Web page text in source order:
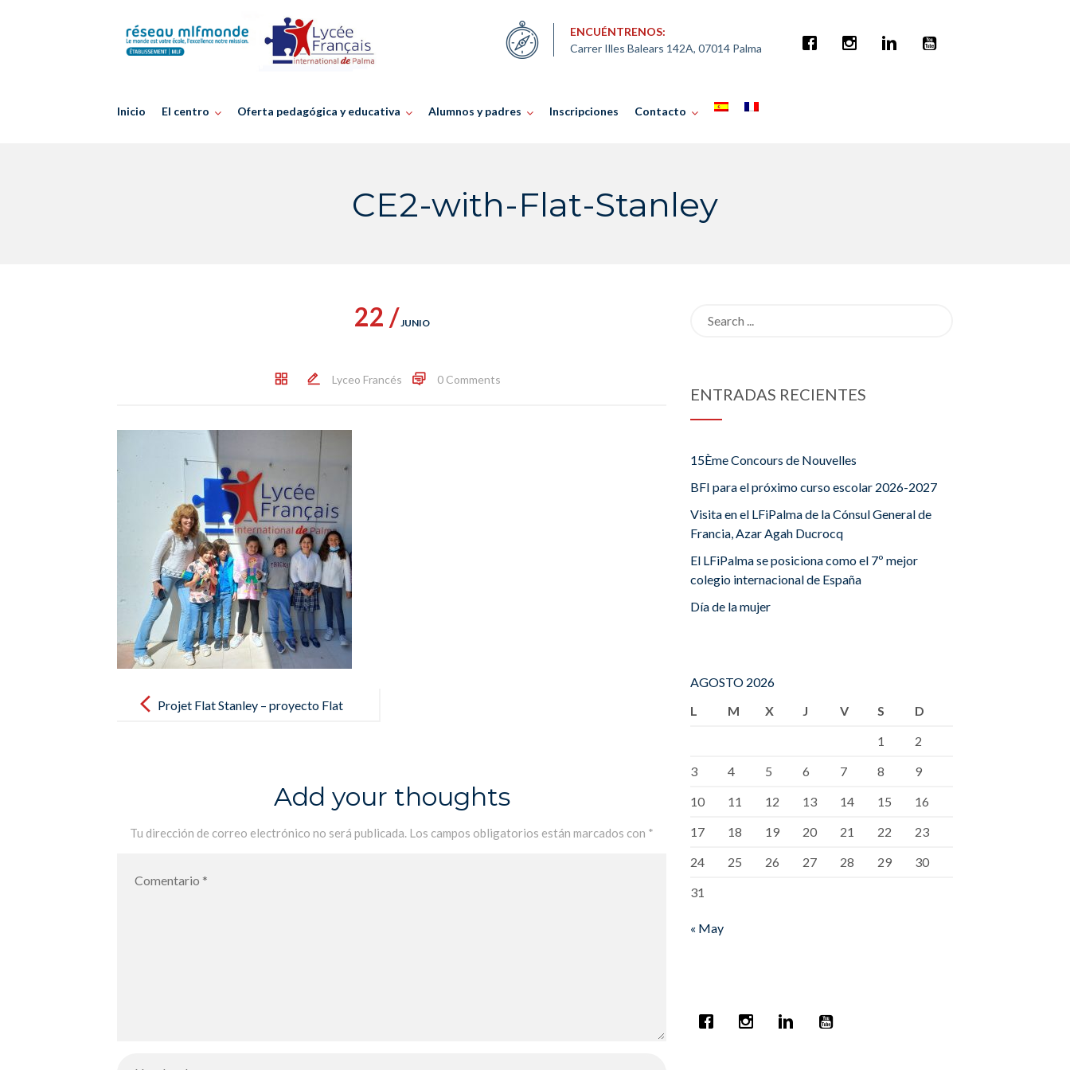
ENCUÉNTRENOS:
Carrer Illes Balears 142A, 07014 Palma
Inicio El centro Oferta pedagógica y educativa Alumnos y padres Inscripciones Contacto
CE2-with-Flat-Stanley
22 /JUNIO
Lyceo Francés 0 Comments
navigationProjet Flat Stanley – proyecto Flat
Add your thoughts
Tu dirección de correo electrónico no será publicada. Los campos obligatorios están marcados con *
ENTRADAS RECIENTES
15Ème Concours de Nouvelles
BFI para el próximo curso escolar 2026-2027
Visita en el LFiPalma de la Cónsul General de
Francia, Azar Agah Ducrocq
El LFiPalma se posiciona como el 7º mejor
colegio internacional de España
Día de la mujer
AGOSTO 2026
L
M X J V S
D
1
2
3
4 5 6 7 8
9
10
11 12 13 14 15
16
17
18 19 20 21 22
23
24
25 26 27 28 29
30
31
« May